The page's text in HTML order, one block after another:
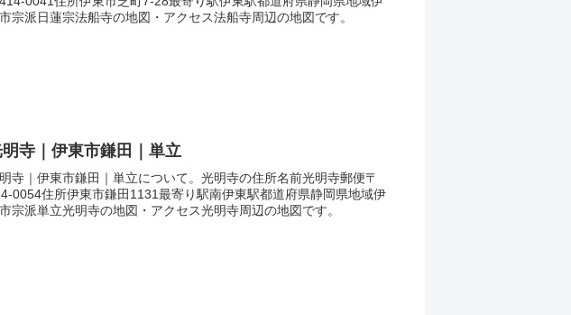
宗派日蓮宗法船寺の地図・アクセス法船寺周辺の地図です。
寺｜伊東市鎌田｜単立
寺｜伊東市鎌田｜単立について。光明寺の住所名前光明寺郵便〒
0054住所伊東市鎌田1131最寄り駅南伊東駅都道府県静岡県地域伊
宗派単立光明寺の地図・アクセス光明寺周辺の地図です。